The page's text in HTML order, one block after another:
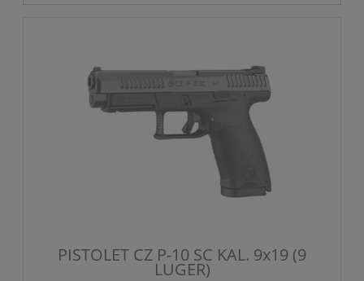
PISTOLET CZ P-10 SC KAL. 9x19 (9
LUGER)